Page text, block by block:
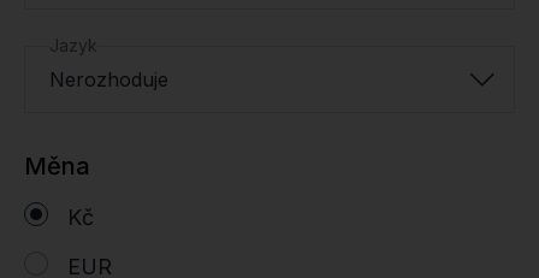
Jazyk
Nerozhoduje
Měna
Kč
EUR